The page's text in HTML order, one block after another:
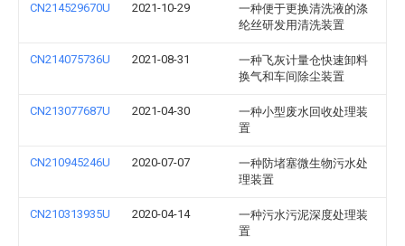
CN214529670U 2021-10-29
一种便于更换清洗液的涤
纶丝研发用清洗装置
CN214075736U 2021-08-31
一种飞灰计量仓快速卸料
换气和车间除尘装置
CN213077687U 2021-04-30
一种小型废水回收处理装
置
CN210945246U 2020-07-07
一种防堵塞微生物污水处
理装置
CN210313935U 2020-04-14
一种污水污泥深度处理装
置